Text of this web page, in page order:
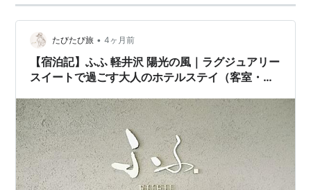
たびたび旅 • 4ヶ月前
【宿泊記】ふふ 軽井沢 陽光の風｜ラグジュアリー
スイートで過ごす大人のホテルステイ（客室・ラ